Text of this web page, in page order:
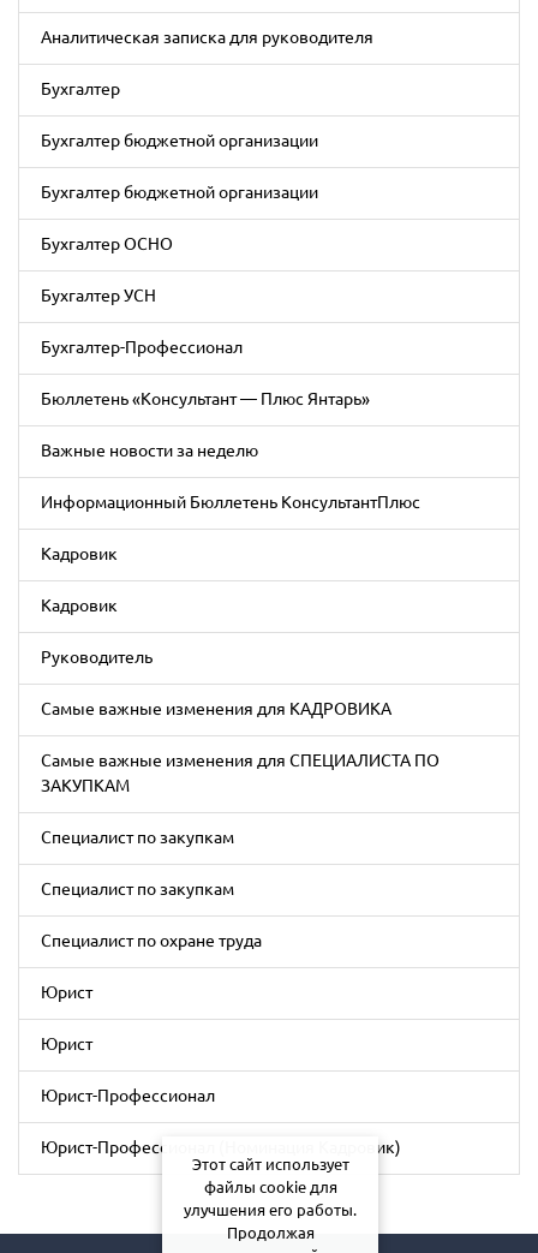
Аналитическая записка для руководителя
Бухгалтер
Бухгалтер бюджетной организации
Бухгалтер бюджетной организации
Бухгалтер ОСНО
Бухгалтер УСН
Бухгалтер-Профессионал
Бюллетень «Консультант — Плюс Янтарь»
Важные новости за неделю
Информационный Бюллетень КонсультантПлюс
Кадровик
Кадровик
Руководитель
Самые важные изменения для КАДРОВИКА
Самые важные изменения для СПЕЦИАЛИСТА ПО
ЗАКУПКАМ
Специалист по закупкам
Специалист по закупкам
Специалист по охране труда
Юрист
Юрист
Юрист-Профессионал
Юрист-Профессионал (Номинация Кадровик)
Этот сайт использует
файлы cookie для
улучшения его работы.
Продолжая